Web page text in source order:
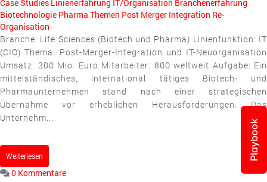
Case Studies Linienerfahrung IT/Organisation Branchenerfahrung
Biotechnologie Pharma Themen Post Merger Integration Re-
Organisation
Branche: Life Sciences (Biotech und Pharma) Linienfunktion: IT
(CIO) Thema: Post-Merger-Integration und IT-Neuorganisation
Umsatz: 300 Mio. Euro Mitarbeiter: 800 weltweit Aufgabe: Ein
mittelständisches, international tätiges Biotech- und
Pharmaunternehmen stand nach einer strategischen
Übernahme vor erheblichen Herausforderungen. Das
Unternehm...
Weiterlesen
0 Kommentare
Playbook